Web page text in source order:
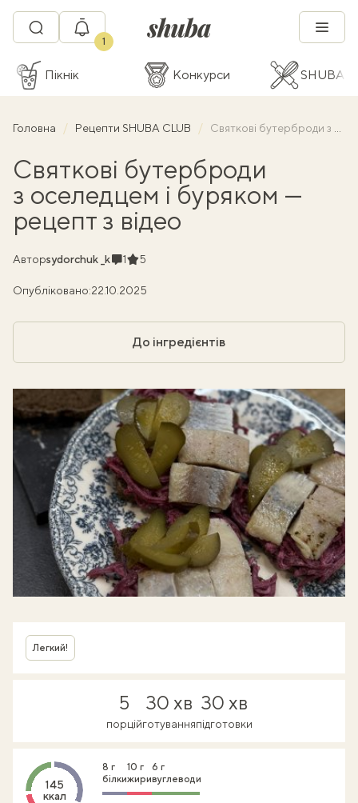
1
Пікнік Конкурси SHUBA
Головна Рецепти SHUBA CLUB Святкові бутерброди з оселедцем і буряком — рецепт з відео
Святкові бутерброди
з оселедцем і буряком —
рецепт з відео
Авторsydorchuk _kКоментарі
1Рейтинг
5
Опубліковано:22.10.2025
До інгредієнтів
Легкий!
5
порцій
30 хв
готування
30 хв
підготовки
145
ккал
8 г
білки
10 г
жири
6 г
вуглеводи